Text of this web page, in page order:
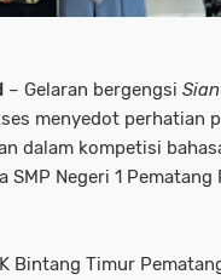
– Gelaran bergengsi
menyedot perhatian
dalam kompetisi
Negeri 1 Pematang
Bintang Timur